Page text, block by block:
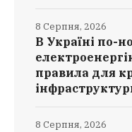
В Україні по-
правила для
8 Серпня, 2026
8 Серпня, 2026